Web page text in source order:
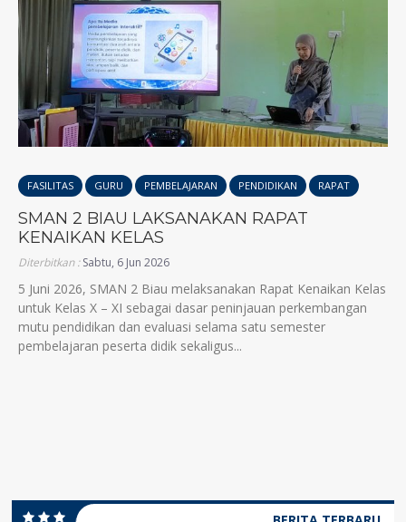
FASILITAS GURU PEMBELAJARAN PENDIDIKAN RAPAT
SMAN 2 BIAU LAKSANAKAN RAPAT
KENAIKAN KELAS
Diterbitkan :Sabtu, 6 Jun 2026
5 Juni 2026, SMAN 2 Biau melaksanakan Rapat Kenaikan Kelas
untuk Kelas X – XI sebagai dasar peninjauan perkembangan
mutu pendidikan dan evaluasi selama satu semester
pembelajaran peserta didik sekaligus...